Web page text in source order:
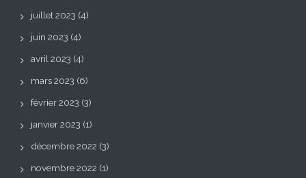
juillet 2023 (4)
juin 2023 (4)
avril 2023 (4)
mars 2023 (6)
février 2023 (3)
janvier 2023 (1)
décembre 2022 (3)
novembre 2022 (1)